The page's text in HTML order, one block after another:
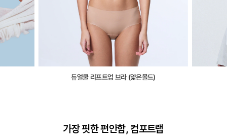
듀얼쿨 리프트업 브라 (얇은몰드)
가장 핏한 편안함, 컴포트랩